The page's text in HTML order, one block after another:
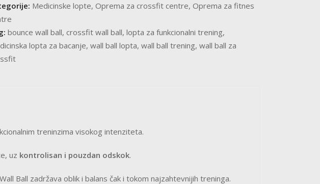
Medicinske lopte,Oprema za crossfit centre,Oprema za fitnes
bounce wall ball,crossfit wall ball,lopta za funkcionalni trening,
lopta za bacanje,wall ball lopta,wall ball trening,wall ball za
treninzima visokog intenziteta.
uz kontrolisan i pouzdan odskok.
Ball zadržava oblik i balans čak i tokom najzahtevnijih treninga.